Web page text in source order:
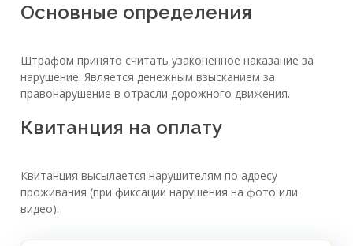
Основные определения
Штрафом принято считать узаконенное наказание за
нарушение. Является денежным взысканием за
правонарушение в отрасли дорожного движения.
Квитанция на оплату
Квитанция высылается нарушителям по адресу
проживания (при фиксации нарушения на фото или
видео).